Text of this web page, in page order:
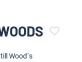
Wood´s